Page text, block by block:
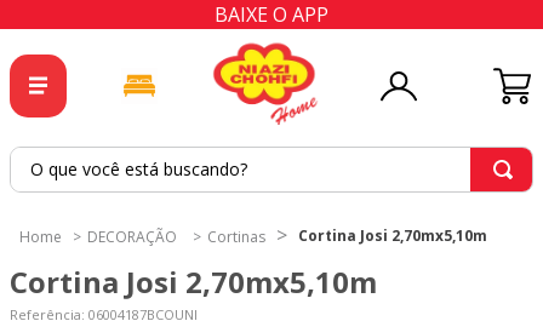
BAIXE O APP
O que você está buscando?
DECORAÇÃO Cortinas Cortina Josi 2,70mx5,10m
Cortina Josi 2,70mx5,10m
Referência: 06004187BCOUNI
2º
tapete